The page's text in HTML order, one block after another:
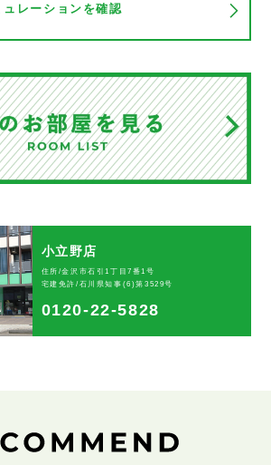
ュレーションを確認
小立野店
住所/金沢市石引1丁目7番1号
宅建免許/石川県知事(6)第3529号
0120-22-5828